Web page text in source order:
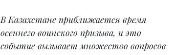
В Казахстане приближается время
осеннего воинского призыва, и это
событие вызывает множество вопросов